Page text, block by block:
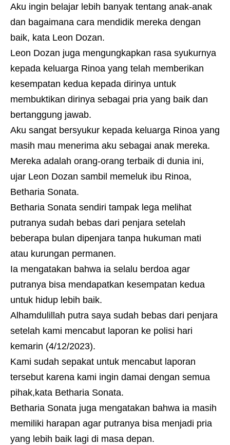
Aku ingin belajar lebih banyak tentang anak-anak
dan bagaimana cara mendidik mereka dengan
baik, kata Leon Dozan.
Leon Dozan juga mengungkapkan rasa syukurnya
kepada keluarga Rinoa yang telah memberikan
kesempatan kedua kepada dirinya untuk
membuktikan dirinya sebagai pria yang baik dan
bertanggung jawab.
Aku sangat bersyukur kepada keluarga Rinoa yang
masih mau menerima aku sebagai anak mereka.
Mereka adalah orang-orang terbaik di dunia ini,
ujar Leon Dozan sambil memeluk ibu Rinoa,
Betharia Sonata.
Betharia Sonata sendiri tampak lega melihat
putranya sudah bebas dari penjara setelah
beberapa bulan dipenjara tanpa hukuman mati
atau kurungan permanen.
Ia mengatakan bahwa ia selalu berdoa agar
putranya bisa mendapatkan kesempatan kedua
untuk hidup lebih baik.
Alhamdulillah putra saya sudah bebas dari penjara
setelah kami mencabut laporan ke polisi hari
kemarin (4/12/2023).
Kami sudah sepakat untuk mencabut laporan
tersebut karena kami ingin damai dengan semua
pihak,kata Betharia Sonata.
Betharia Sonata juga mengatakan bahwa ia masih
memiliki harapan agar putranya bisa menjadi pria
yang lebih baik lagi di masa depan.